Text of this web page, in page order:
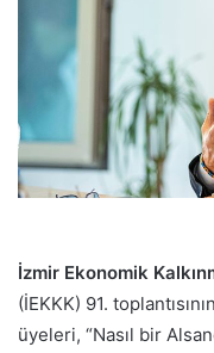
t
a
g
d
m
e
k
İzmir Ekonomik
(İEKKK) 91.
üyeleri, “Nasıl bir